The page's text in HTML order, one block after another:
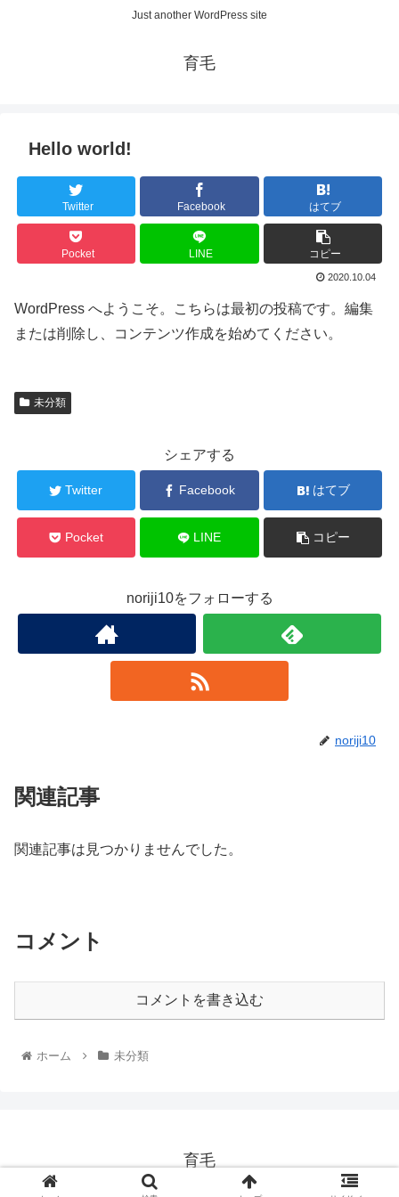
Just another WordPress site
育毛
Hello world!
Twitter Facebook はてブ
Pocket LINE コピー
2020.10.04
WordPress へようこそ。こちらは最初の投稿です。編集
または削除し、コンテンツ作成を始めてください。
未分類
シェアする
Twitter Facebook はてブ
Pocket LINE コピー
noriji10をフォローする
noriji10
関連記事
関連記事は見つかりませんでした。
コメント
コメントを書き込む
ホーム 未分類
育毛